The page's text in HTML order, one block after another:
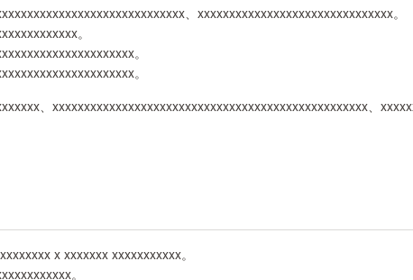
、xxxxxxxxxxxxxxxxxxxxxxxxxxxxxxx。
。
。
。
、xxxxxxxxxxxxxxxxxxxxxxxxxxxxxxxxxxxxxxxxxxxxxxxxxx、
x xxxxxxx xxxxxxxxxxx。
。